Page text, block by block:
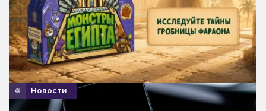
Новости